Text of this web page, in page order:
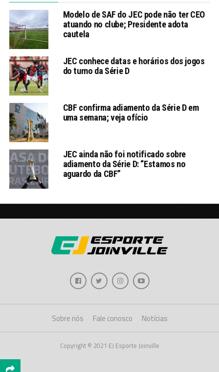
Modelo de SAF do JEC pode não ter CEO
atuando no clube; Presidente adota
cautela
JEC conhece datas e horários dos jogos
do turno da Série D
CBF confirma adiamento da Série D em
uma semana; veja ofício
JEC ainda não foi notificado sobre
adiamento da Série D: “Estamos no
aguardo da CBF”
Sobre nós Fale conosco Notícias
Copyright © 2021 EJ Esporte Joinville